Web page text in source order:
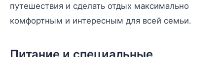
путешествия и сделать отдых максимально
комфортным и интересным для всей семьи.
Питание и специальные